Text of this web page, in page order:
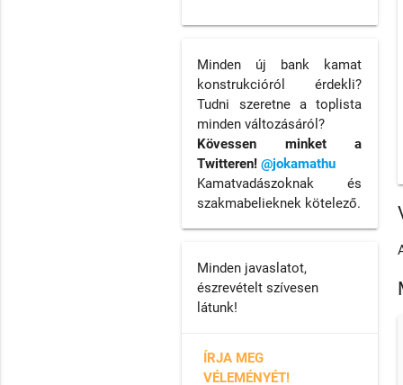
Minden új bank kamat
konstrukcióról érdekli?
Tudni szeretne a toplista
minden változásáról?
Kövessen minket a
Twitteren!@jokamathu
Kamatvadászoknak és
szakmabelieknek kötelező.
Minden javaslatot,
észrevételt szívesen
látunk!
ÍRJA MEG
VÉLEMÉNYÉT!